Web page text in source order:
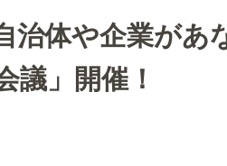
治体や企業があ
議」開催！